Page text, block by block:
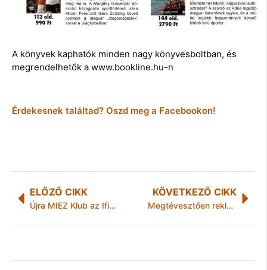
A könyvek kaphatók minden nagy könyvesboltban, és
megrendelhetők a www.bookline.hu-n
Érdekesnek találtad? Oszd meg a Facebookon!
ELŐZŐ CIKK
Újra MIEZ Klub az Ifiházban!
KÖVETKEZŐ CIKK
Megtévesztően reklámozott a Calgon